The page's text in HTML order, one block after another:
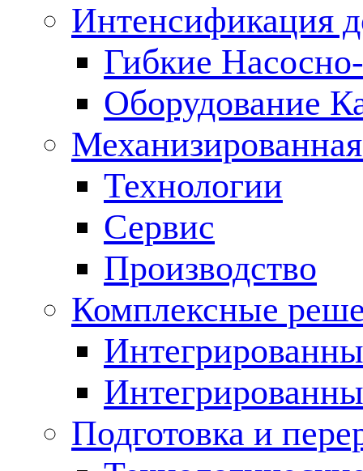
Интенсификация
Гибкие
Оборудование
Технологии
Сервис
Производство
Комплексные
Подготовка и